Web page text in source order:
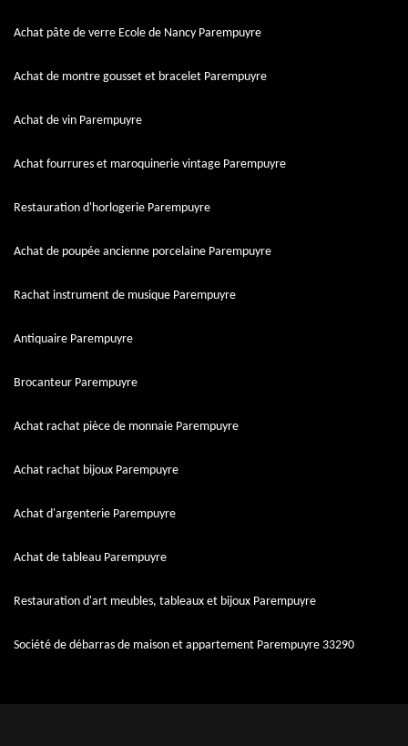
Achat pâte de verre Ecole de Nancy Parempuyre
Achat de montre gousset et bracelet Parempuyre
Achat de vin Parempuyre
Achat fourrures et maroquinerie vintage Parempuyre
Restauration d'horlogerie Parempuyre
Achat de poupée ancienne porcelaine Parempuyre
Rachat instrument de musique Parempuyre
Antiquaire Parempuyre
Brocanteur Parempuyre
Achat rachat pièce de monnaie Parempuyre
Achat rachat bijoux Parempuyre
Achat d'argenterie Parempuyre
Achat de tableau Parempuyre
Restauration d'art meubles, tableaux et bijoux Parempuyre
Société de débarras de maison et appartement Parempuyre 33290